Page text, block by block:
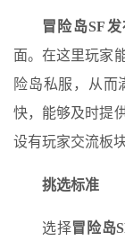
冒险岛SF发
面。在这里玩家
险岛私服，从而
快，能够及时提
设有玩家交流板
挑选标准
选择冒险岛